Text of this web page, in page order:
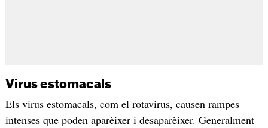
Virus estomacals
Els virus estomacals, com el rotavirus, causen rampes
intenses que poden aparèixer i desaparèixer. Generalment